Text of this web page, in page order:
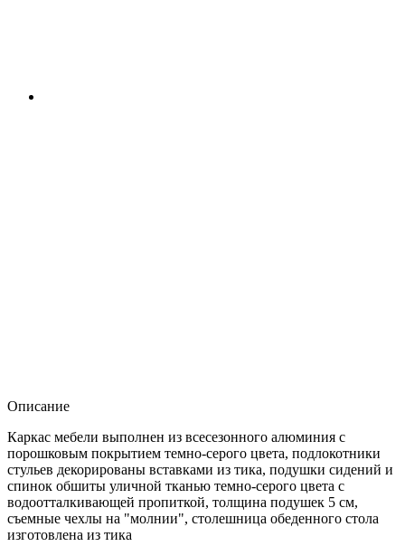
Описание
Каркас мебели выполнен из всесезонного алюминия с
порошковым покрытием темно-серого цвета, подлокотники
стульев декорированы вставками из тика, подушки сидений и
спинок обшиты уличной тканью темно-серого цвета с
водоотталкивающей пропиткой, толщина подушек 5 см,
съемные чехлы на "молнии", столешница обеденного стола
изготовлена из тика